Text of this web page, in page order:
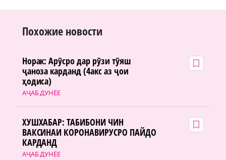
Похожие новости
АҶАБ ДУНЁЕ
Норак: Арӯсро дар рӯзи тӯяш
ҷаноза карданд (4акс аз ҷои
ҳодиса)
АҶАБ ДУНЁЕ
ХУШХАБАР: ТАБИБОНИ ЧИН
ВАКСИНАИ КОРОНАВИРУСРО ПАЙДО
КАРДАНД